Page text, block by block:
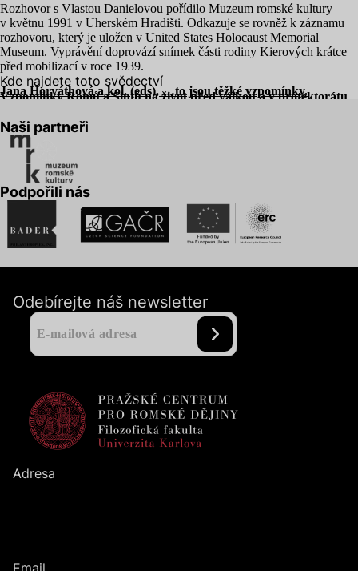
Rozhovor s Vlastou Danielovou pořídilo Muzeum romské kultury
v květnu 1991 v Uherském Hradišti. Odkazuje se rovněž k záznamu
rozhovoru, který je uložen v United States Holocaust Memorial
Museum. Vyprávění doprovází snímek části rodiny Kierových krátce
před mobilizací v roce 1939.
Kde najdete toto svědectví
Jana Horváthová a kol. (eds), …to jsou těžké vzpomínky.
Vzpomínky Romů a Sintů na život před válkou a v protektorátu
Naši partneři
Podpořili nás
Odebírejte náš newsletter
Adresa
Email